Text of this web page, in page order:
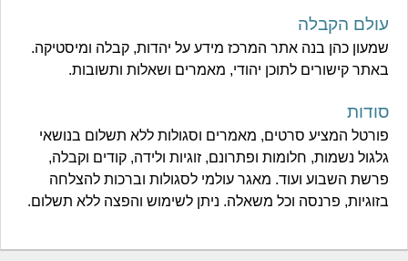
עולם הקבלה
שמעון כהן בנה אתר המרכז מידע על יהדות, קבלה ומיסטיקה.
באתר קישורים לתוכן יהודי, מאמרים ושאלות ותשובות.
סודות
פורטל המציע סרטים, מאמרים וסגולות ללא תשלום בנושאי
גלגול נשמות, חלומות ופתרונם, זוגיות ולידה, קודים וקבלה,
פרשת השבוע ועוד. מאגר עולמי לסגולות וברכות להצלחה
בזוגיות, פרנסה וכל משאלה. ניתן לשימוש והפצה ללא תשלום.